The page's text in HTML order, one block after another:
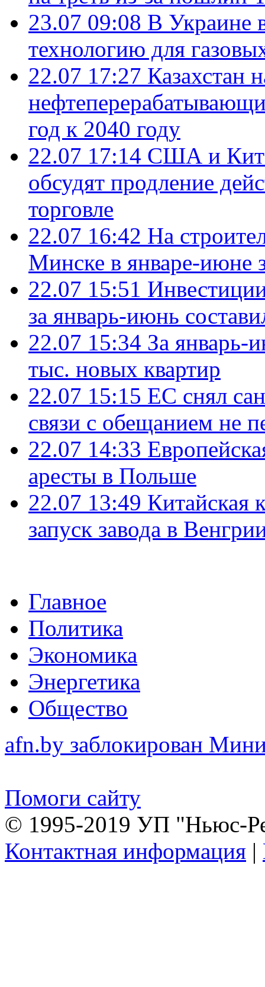
23.07 09:08 В Украине
технологию для
22.07 17:27 Казахстан
год к 2040 году
22.07 17:14 США и
обсудят продление
торговле
22.07 16:42 На
Минске в январе-июне
22.07 15:51
за январь-июнь
22.07 15:34 За январь-
тыс. новых квартир
22.07 15:15 ЕС снял
связи с обещанием не
22.07 14:33
аресты в Польше
22.07 13:49 Китайская
запуск завода в
Главное
Политика
Экономика
Энергетика
Общество
afn.by заблокирован
Помоги сайту
© 1995-2019 УП "Ньюс-
Контактная информация |